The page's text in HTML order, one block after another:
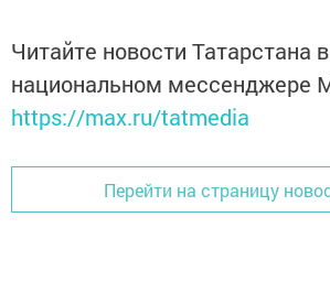
Читайте новости Татарстана в
национальном мессенджере
https://max.ru/tatmedia
Перейти на страницу